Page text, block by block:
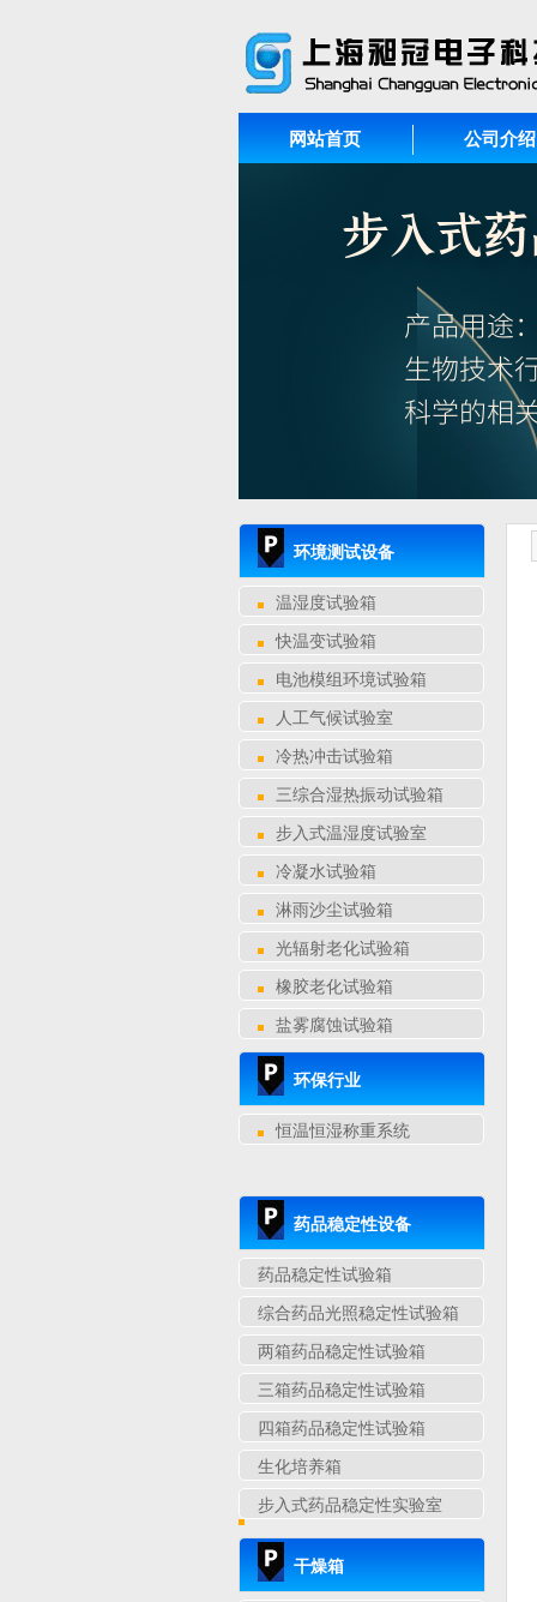
网站首页 公司介绍
环境测试设备
温湿度试验箱
快温变试验箱
电池模组环境试验箱
人工气候试验室
冷热冲击试验箱
三综合湿热振动试验箱
步入式温湿度试验室
冷凝水试验箱
淋雨沙尘试验箱
光辐射老化试验箱
橡胶老化试验箱
盐雾腐蚀试验箱
环保行业
恒温恒湿称重系统
药品稳定性设备
药品稳定性试验箱
综合药品光照稳定性试验箱
两箱药品稳定性试验箱
三箱药品稳定性试验箱
四箱药品稳定性试验箱
生化培养箱
步入式药品稳定性实验室
干燥箱